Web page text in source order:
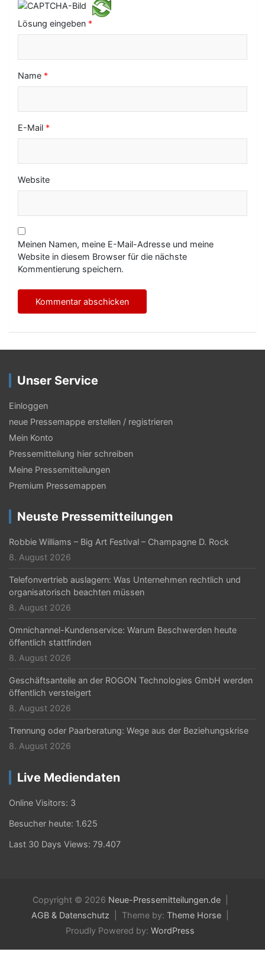
oLösung eingeben *
Name *
E-Mail *
Website
Meinen Namen, meine E-Mail-Adresse und meine
Website in diesem Browser für die nächste
Kommentierung speichern.
Unser Service
Einloggen
neue Pressemappe erstellen / registrieren
Mein Konto
Pressemitteilung hier schreiben
Meine Pressemitteilungen
Premium Pressemappen
Neuste Pressemitteilungen
Robbie Williams – Big Art Festival – Champagne D. Rock
8. August 2026
Telefonvertrieb auslagern: Was Unternehmen rechtlich und
organisatorisch beachten müssen
8. August 2026
Omnichannel-Kundenservice: Warum Beschwerden heute
öffentlich stattfinden
8. August 2026
Geschäftsanteile an der ROGON Technologies GmbH werden
öffentlich versteigert
8. August 2026
Trennung oder Paarberatung: Wege aus der Beziehungskrise
8. August 2026
Live Mediendaten
Online Visitors: 3
Besucher heute: 1.625
Last 30 Days Views: 79.407
Copyright © 2026 Neue-Pressemitteilungen.de
AGB & Datenschutz
Theme by: Theme Horse
Proudly Powered by: WordPress